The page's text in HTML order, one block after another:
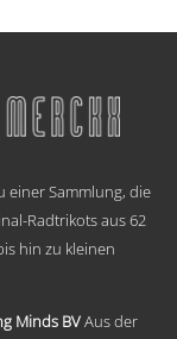
einer Sammlung, die
Radtrikots aus 62
hin zu kleinen
Minds BVAus der